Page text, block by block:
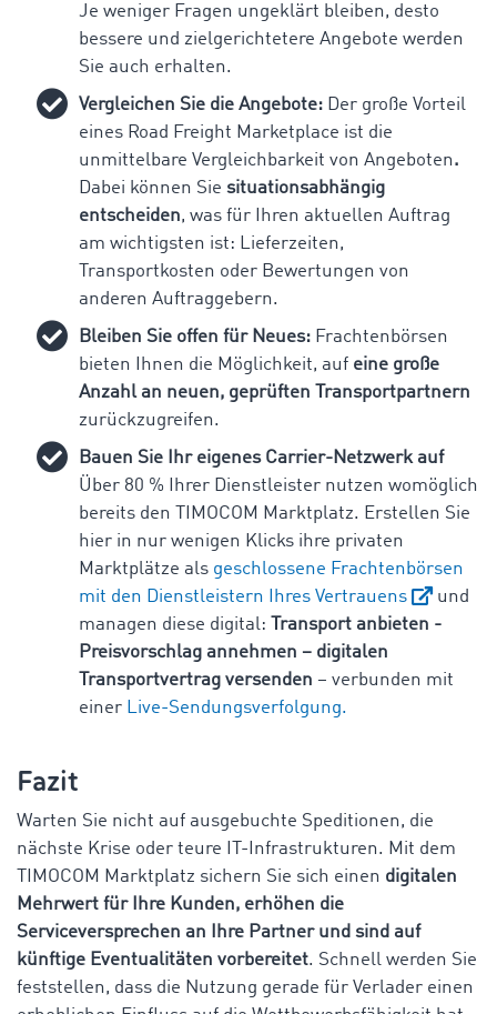
Je weniger Fragen ungeklärt bleiben, desto
bessere und zielgerichtetere Angebote werden
Sie auch erhalten.
Vergleichen Sie die Angebote: Der große Vorteil
eines Road Freight Marketplace ist die
unmittelbare Vergleichbarkeit von Angeboten.
Dabei können Sie situationsabhängig
entscheiden, was für Ihren aktuellen Auftrag
am wichtigsten ist: Lieferzeiten,
Transportkosten oder Bewertungen von
anderen Auftraggebern.
Bleiben Sie offen für Neues: Frachtenbörsen
bieten Ihnen die Möglichkeit, auf eine große
Anzahl an neuen, geprüften Transportpartnern
zurückzugreifen.
Bauen Sie Ihr eigenes Carrier-Netzwerk auf
Über 80 % Ihrer Dienstleister nutzen womöglich
bereits den TIMOCOM Marktplatz. Erstellen Sie
hier in nur wenigen Klicks ihre privaten
Marktplätze als geschlossene Frachtenbörsen
mit den Dienstleistern Ihres Vertrauens
und
managen diese digital:
Transport anbieten -
Preisvorschlag annehmen – digitalen
Transportvertrag versenden – verbunden mit
einer Live-Sendungsverfolgung.
Fazit
Warten Sie nicht auf ausgebuchte Speditionen, die
nächste Krise oder teure IT-Infrastrukturen. Mit dem
TIMOCOM Marktplatz sichern Sie sich einen digitalen
Mehrwert für Ihre Kunden, erhöhen die
Serviceversprechen an Ihre Partner und sind auf
künftige Eventualitäten vorbereitet. Schnell werden Sie
feststellen, dass die Nutzung gerade für Verlader einen